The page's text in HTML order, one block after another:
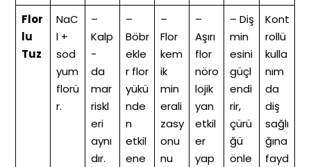
Flor
lu
Tuz
NaC
l +
sod
yum
florü
r.
–
Kalp
-
da
mar
riskl
eri
aynı
dır.
–
Böbr
ekle
r flor
yükü
nde
n
etkil
ene
–
Flor
kem
ik
min
erali
zasy
onu
nu
–
Aşırı
flor
nöro
lojik
yan
etkil
er
yap
– Diş
min
esini
güçl
endi
rir,
çürü
ğü
önle
Kont
rollü
kulla
nım
da
diş
sağlı
ğına
fayd